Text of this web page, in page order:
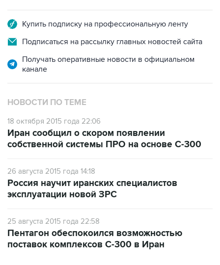
Купить подписку на профессиональную ленту
Подписаться на рассылку главных новостей сайта
Получать оперативные новости в официальном
канале
НОВОСТИ ПО ТЕМЕ
18 октября 2015 года 22:06
Иран сообщил о скором появлении
собственной системы ПРО на основе С-300
26 августа 2015 года 14:18
Россия научит иранских специалистов
эксплуатации новой ЗРС
25 августа 2015 года 22:58
Пентагон обеспокоился возможностью
поставок комплексов С-300 в Иран